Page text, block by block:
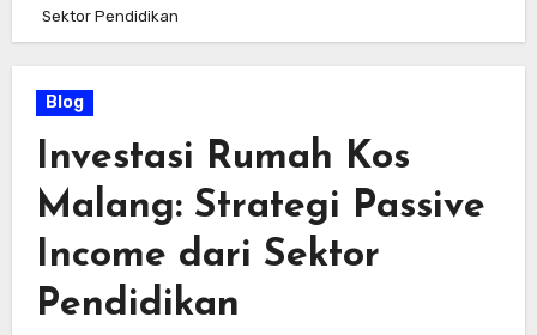
Sektor Pendidikan
Blog
Investasi Rumah Kos
Malang: Strategi Passive
Income dari Sektor
Pendidikan